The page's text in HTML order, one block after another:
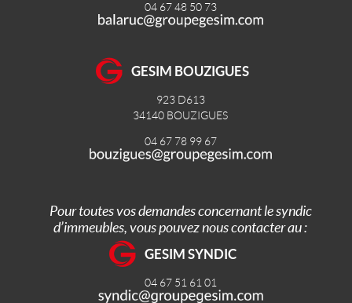
04 67 48 50 73
GESIM BOUZIGUES
923 D613
34140 BOUZIGUES
04 67 78 99 67
Pour toutes vos demandes concernant le syndic
d’immeubles, vous pouvez nous contacter au :
GESIM SYNDIC
04 67 51 61 01